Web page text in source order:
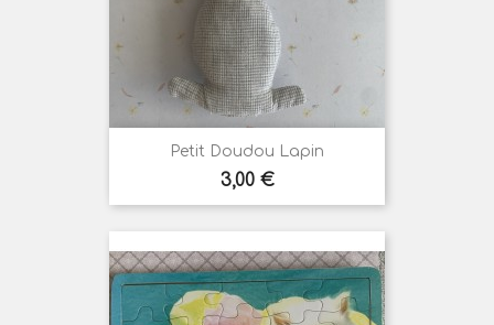
Petit Doudou Lapin
Prix
3,00 €